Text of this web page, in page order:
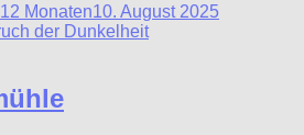
12 Monaten10. August 2025